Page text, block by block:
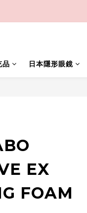
品 日本隱形眼鏡
EX
FOAM